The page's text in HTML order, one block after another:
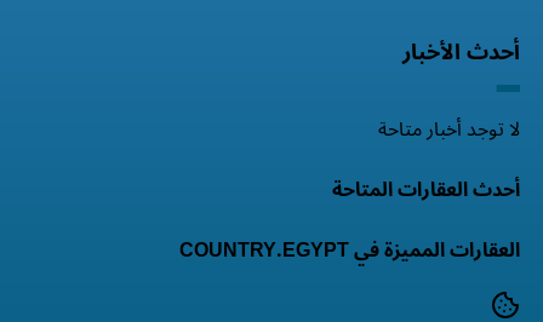
أحدث الأخبار
لا توجد أخبار متاحة
أحدث العقارات المتاحة
العقارات المميزة في COUNTRY.EGYPT